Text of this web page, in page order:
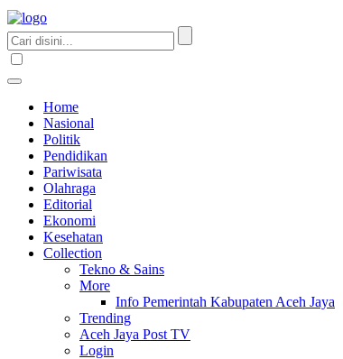
Home
Nasional
Politik
Pendidikan
Pariwisata
Olahraga
Editorial
Ekonomi
Kesehatan
Collection
Tekno & Sains
More
Info Pemerintah Kabupaten Aceh Jaya
Trending
Aceh Jaya Post TV
Login